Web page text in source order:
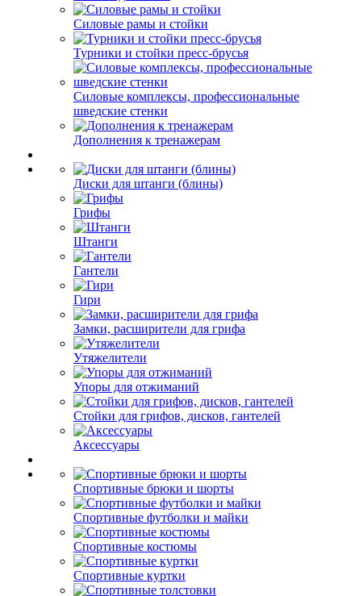
Силовые рамы и стойки
Турники и стойки пресс-брусья
Силовые комплексы, профессиональные
шведские стенки
Дополнения к тренажерам
Диски для штанги (блины)
Грифы
Штанги
Гантели
Гири
Замки, расширители для грифа
Утяжелители
Упоры для отжиманий
Стойки для грифов, дисков, гантелей
Аксессуары
Спортивные брюки и шорты
Спортивные футболки и майки
Спортивные костюмы
Спортивные куртки